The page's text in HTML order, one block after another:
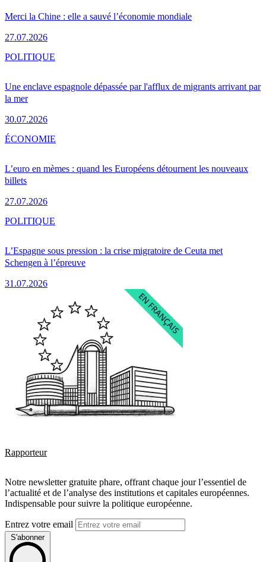
Merci la Chine : elle a sauvé l’économie mondiale
27.07.2026
Une enclave espagnole dépassée par l'afflux de migrants arrivant par
la mer
30.07.2026
POLITIQUE
L’euro en mèmes : quand les Européens détournent les nouveaux
billets
27.07.2026
ÉCONOMIE
L’Espagne sous pression : la crise migratoire de Ceuta met
Schengen à l’épreuve
31.07.2026
POLITIQUE
Rapporteur
Notre newsletter gratuite phare, offrant chaque jour l’essentiel de
l’actualité et de l’analyse des institutions et capitales européennes.
Indispensable pour suivre la politique européenne.
Entrez votre email
S'abonner